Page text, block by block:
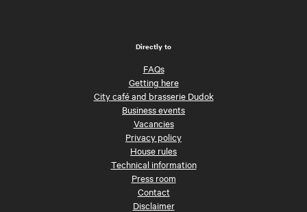
Directly to
FAQs
Getting here
City café and brasserie Dudok
Business events
Vacancies
Privacy policy
House rules
Technical information
Press room
Contact
Disclaimer